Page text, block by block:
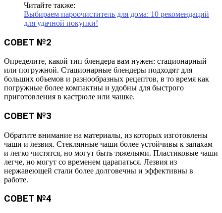
Читайте также:
Выбираем пароочиститель для дома: 10 рекомендаций
для удачной покупки!
СОВЕТ №2
Определите, какой тип блендера вам нужен: стационарный
или погружной. Стационарные блендеры подходят для
больших объемов и разнообразных рецептов, в то время как
погружные более компактны и удобны для быстрого
приготовления в кастрюле или чашке.
СОВЕТ №3
Обратите внимание на материалы, из которых изготовлены
чаши и лезвия. Стеклянные чаши более устойчивы к запахам
и легко чистятся, но могут быть тяжелыми. Пластиковые чаши
легче, но могут со временем царапаться. Лезвия из
нержавеющей стали более долговечны и эффективны в
работе.
СОВЕТ №4